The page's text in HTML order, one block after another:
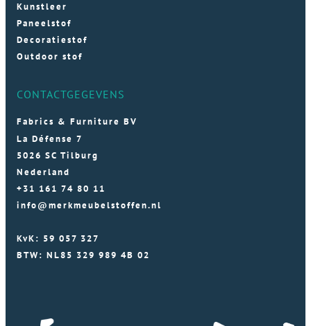
Kunstleer
Paneelstof
Decoratiestof
Outdoor stof
CONTACTGEGEVENS
Fabrics & Furniture BV
La Défense 7
5026 SC Tilburg
Nederland
+31 161 74 80 11
info@merkmeubelstoffen.nl
KvK: 59 057 327
BTW: NL85 329 989 4B 02